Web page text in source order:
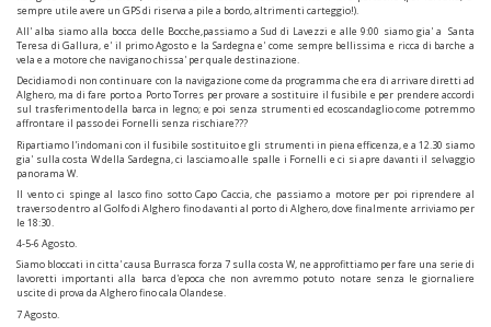
sempre utile avere un GPS di riserva a pile a bordo, altrimenti carteggio!).
All' alba siamo alla bocca delle Bocche,passiamo a Sud di Lavezzi e alle 9:00 siamo gia' a Santa
Teresa di Gallura, e' il primo Agosto e la Sardegna e' come sempre bellissima e ricca di barche a
vela e a motore che navigano chissa' per quale destinazione.
Decidiamo di non continuare con la navigazione come da programma che era di arrivare diretti ad
Alghero, ma di fare porto a Porto Torres per provare a sostituire il fusibile e per prendere accordi
sul trasferimento della barca in legno; e poi senza strumenti ed ecoscandaglio come potremmo
affrontare il passo dei Fornelli senza rischiare???
Ripartiamo l'indomani con il fusibile sostituito e gli strumenti in piena efficenza, e a 12.30 siamo
gia' sulla costa W della Sardegna, ci lasciamo alle spalle i Fornelli e ci si apre davanti il selvaggio
panorama W.
Il vento ci spinge al lasco fino sotto Capo Caccia, che passiamo a motore per poi riprendere al
traverso dentro al Golfo di Alghero fino davanti al porto di Alghero, dove finalmente arriviamo per
le 18:30.
4-5-6 Agosto.
Siamo bloccati in citta' causa Burrasca forza 7 sulla costa W, ne approfittiamo per fare una serie di
lavoretti importanti alla barca d'epoca che non avremmo potuto notare senza le giornaliere
uscite di prova da Alghero fino cala Olandese.
7 Agosto.